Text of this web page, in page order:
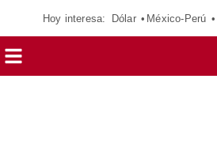
Hoy interesa: Dólar México-Perú